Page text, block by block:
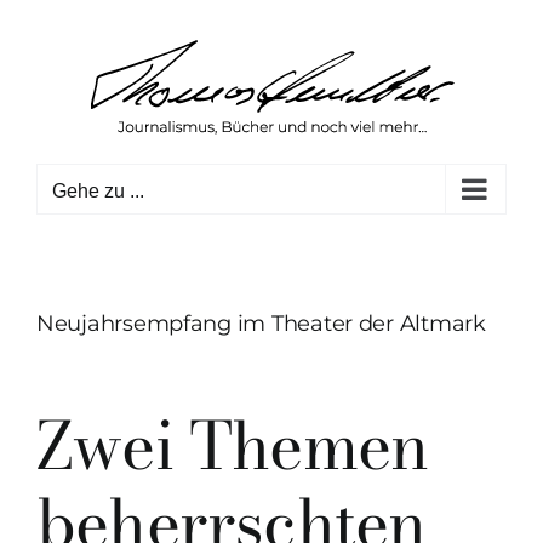
springen
Gehe zu ...
Neujahrsempfang im Theater der Altmark
Zwei Themen